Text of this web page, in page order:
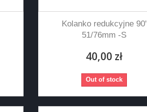
Kolanko redukcyjne 90'
51/76mm -S
40,00 zł
Out of stock